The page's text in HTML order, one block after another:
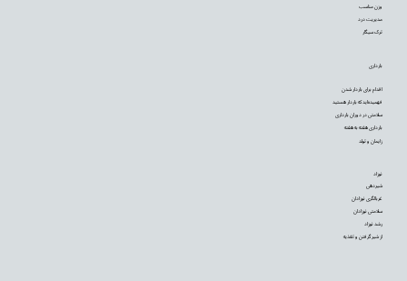
نوزاد
شیردهی
غربالگری نوزادان
سلامتی نوزادان
رشد نوزاد
از شیر گرفتن و تغذیه
بارداری
اقدام برای باردار شدن
فهمیده‌اید که باردار هستید
سلامتی در دوران بارداری
بارداری هفته به هفته
زایمان و تولد
وزن مناسب
مدیریت درد
ترک سیگار